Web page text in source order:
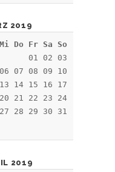
2019
Do Fr Sa So
01 02 03
07 08 09 10
14 15 16 17
21 22 23 24
28 29 30 31
2019